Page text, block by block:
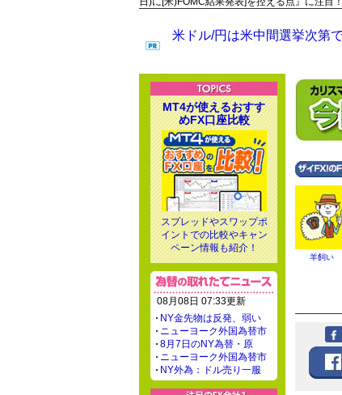
米ドル/円は米中間選挙次第
羊飼い
MT4が使えるおすす
めFX口座比較
スプレッドやスワップポ
イントでの比較やキャン
ペーン情報も紹介！
08月08日 07:33更新
NY金先物は反発、弱い
ニューヨーク外国為替市
8月7日のNY為替・原
ニューヨーク外国為替市
NY外為：ドル売り一服